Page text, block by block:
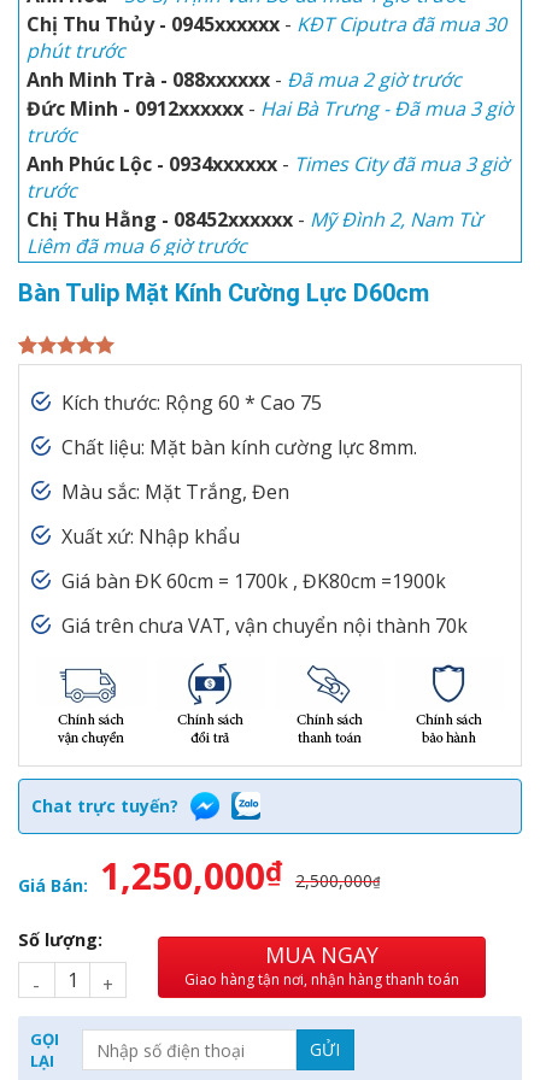
Chị Thu Thủy - 0945xxxxxx - KĐT Ciputra đã mua 30
phút trước
Anh Minh Trà - 088xxxxxx - Đã mua 2 giờ trước
Đức Minh - 0912xxxxxx - Hai Bà Trưng - Đã mua 3 giờ
trước
Anh Phúc Lộc - 0934xxxxxx - Times City đã mua 3 giờ
trước
Chị Thu Hằng - 08452xxxxxx - Mỹ Đình 2, Nam Từ
Liêm đã mua 6 giờ trước
giờ trước
Anh Hòa
Chị Thu Thủy - 0945xxxxxx-KĐT Ciputra đã mua 30
phút trước
Bàn Tulip Mặt Kính Cường Lực D60cm
dựa trên
đánh giáKích thước: Rộng 60 * Cao 75
Chất liệu: Mặt bàn kính cường lực 8mm.
Màu sắc: Mặt Trắng, Đen
Xuất xứ: Nhập khẩu
Giá bàn ĐK 60cm = 1700k , ĐK80cm =1900k
Giá trên chưa VAT, vận chuyển nội thành 70k
Chat trực tuyến?
2,500,000₫
1,250,000₫
Giá Bán:
Số lượng:
MUA NGAY
Giao hàng tận nơi, nhận hàng thanh toán
GỌI
LẠI